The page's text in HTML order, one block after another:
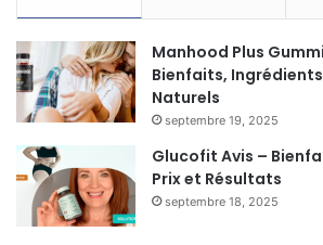
Manhood Plus
Bienfaits,
Naturels
septembre 19, 2025
Glucofit Avis –
Prix et Résultats
septembre 18, 2025